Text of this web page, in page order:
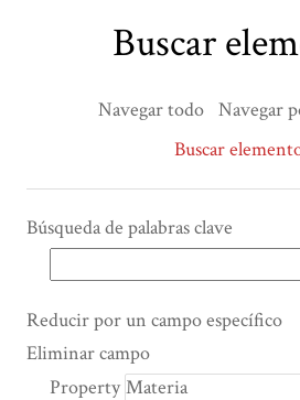
Buscar
Navegar todo Navegar
Buscar
Búsqueda de palabras clave
Number
Reducir por un campo específico
Search Property
Tipo de búsqueda
Términos de búsqueda
Ensamblador de Búsqueda
Eliminar campo
Property